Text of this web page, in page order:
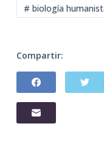
# biología
Compartir: